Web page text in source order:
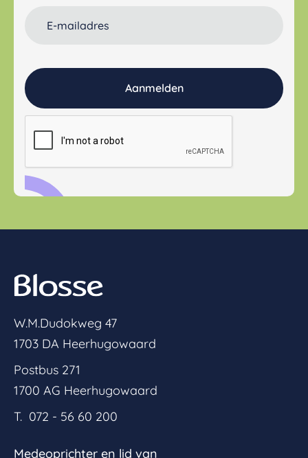
W.M.Dudokweg 47
1703 DA Heerhugowaard
Postbus 271
1700 AG Heerhugowaard
T. 072 - 56 60 200
Medeoprichter en lid van